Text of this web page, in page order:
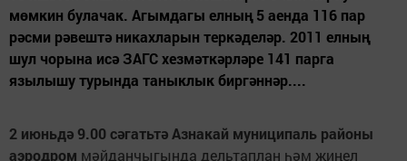
мөмкин булачак. Агымдагы елның 5 аенда 116 пар
рәсми рәвештә никахларын теркәделәр. 2011 елның
шул чорына исә ЗАГС хезмәткәрләре 141 парга
язылышу турында таныклык биргәннәр....
2 июньдә 9.00 сәгатьтә Азнакай муниципаль районы
аэродром мәйданчыгында дельтаплан һәм җиңел